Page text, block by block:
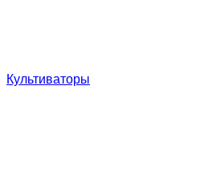
Культиваторы